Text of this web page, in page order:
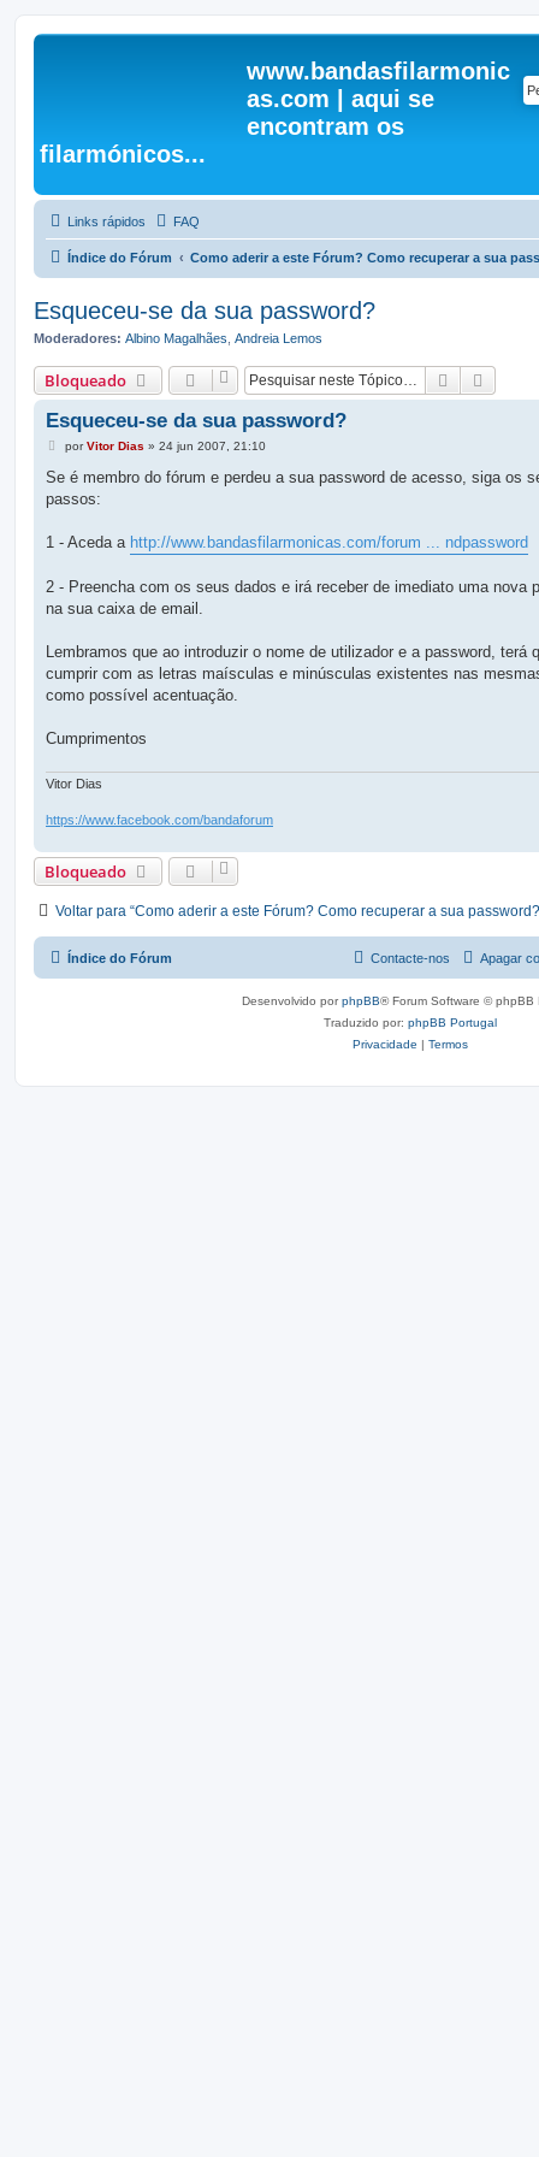
www.bandasfilarmonic
as.com | aqui se
encontram os
filarmónicos...
Links rápidos FAQ
Índice do Fórum Como aderir a este Fórum? Como recuperar a sua
Esqueceu-se da sua password?
Moderadores: Albino Magalhães Andreia Lemos
Bloqueado Pesquisar
Esqueceu-se da sua password?
M
n
a
m
porVitor Dias » 24 jun 2007, 21:10
Se é membro do fórum e perdeu a sua password de acesso, siga os
passos:
1 - Aceda a http://www.bandasfilarmonicas.com/forum ... ndpassword
2 - Preencha com os seus dados e irá receber de imediato uma nova
na sua caixa de email.
Lembramos que ao introduzir o nome de utilizador e a password, terá
cumprir com as letras maísculas e minúsculas existentes nas
como possível acentuação.
Cumprimentos
Vitor Dias
https://www.facebook.com/bandaforum
Bloqueado
Voltar para “Como aderir a este Fórum? Como recuperar a sua
Índice do Fórum Apagar
Contacte-nos
Desenvolvido porphpBB® Forum Software © phpBB
Traduzido por: phpBB Portugal
Privacidade | Termos